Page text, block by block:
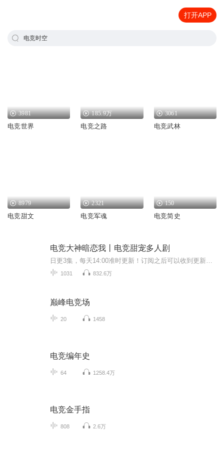
打开APP
电竞时空
3981
电竞世界
185.9万
电竞之路
3061
电竞武林
8979
电竞甜文
2321
电竞军魂
150
电竞简史
电竞大神暗恋我丨电竞甜宠多人剧
1031 832.6万
巅峰电竞场
20 1458
电竞编年史
64 1258.4万
电竞金手指
808 2.6万